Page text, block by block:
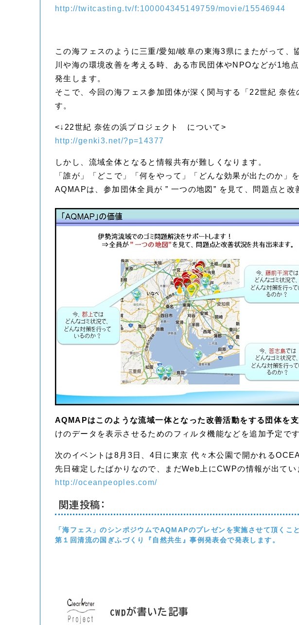
http://twitcasting.tv/f:100004345149759/movie/15546944
この海フェスのように三重/愛知/岐阜の東海3県にまたがって、
川や海の環境改善を考える時、ある市民団体やNPOなどが1地
発生します。
そこで、今回の海フェス参加団体が深く関与する「22世紀 奈
す。
<↓22世紀 奈佐の浜プロジェクト について>
http://genki3.net/?p=14377
しかし、流域全体となると情報共有が難しくなります。
「誰が」「どこで」「何をやって」「どんな効果が出たのか」
AQMAPは、参加団体全員が ” 一つの地図” を見て、問題点と改
AQMAPはこのような流域一体となった改善活動をする団体を
けのデータを表示させるためのフィルタ機能などを追加予定です
次のイベントは8月3日、4日に東京 代々木公園で開かれる
先日確定したばかりなので、まだWeb上にCWPの情報が出て
http://oceanpeoples.com/
関連投稿:
「海フェス」のシンポジウムでAQMAPのプレゼンを実施させて頂くこ
第１回清流の国ぎふづくり『自然共生』事例発表会で発表します。
cwpが書いた記事